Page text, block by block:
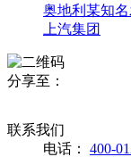
奥地利某知
上汽集团
分享至：
联系我们
电话： 400-